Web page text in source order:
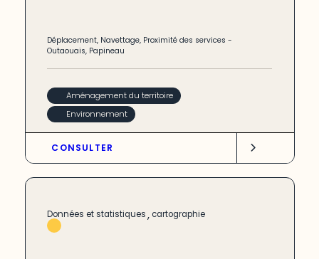
Déplacement, Navettage, Proximité des services -
Outaouais, Papineau
Aménagement du territoire
Environnement
CONSULTER
Données et statistiques, cartographie